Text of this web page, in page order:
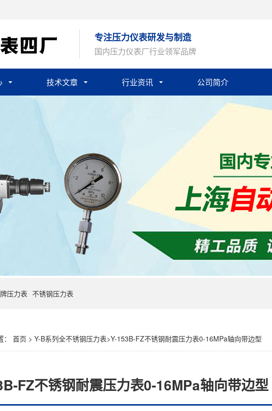
专注压力仪表研发与制造
国内压力仪表厂行业领军品牌
技术文章 行业资讯 公司简介
压力表 不锈钢压力表
首页 > Y-B系列全不锈钢压力表>Y-153B-FZ不锈钢耐震压力表0-16MPa轴向带边型
FZ不锈钢耐震压力表0-16MPa轴向带边型